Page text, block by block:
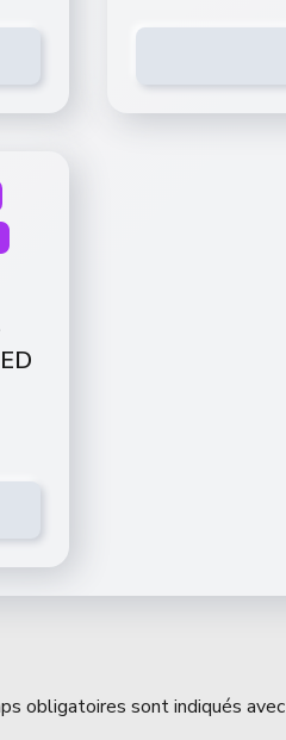
obligatoires sont indiqués avec